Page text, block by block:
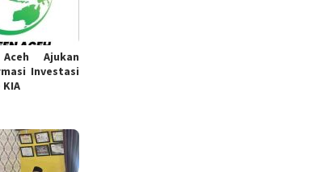
Ajukan
Investasi